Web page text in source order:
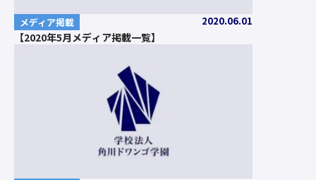
メディア掲載 2020.06.01
【2020年5月メディア掲載一覧】